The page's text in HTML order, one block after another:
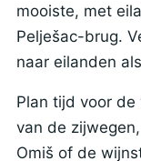
mooiste, met
Pelješac-brug.
naar eilanden
Plan tijd voor
van de
Omiš of de